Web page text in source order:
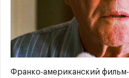
Франко-американский фильм-